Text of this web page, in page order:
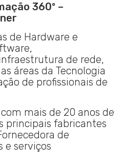
360º –
de Hardware e
de rede,
áreas da Tecnologia
de profissionais de
mais de 20 anos de
principais fabricantes
de
e serviços